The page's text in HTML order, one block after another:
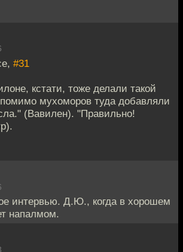
#31
кстати, тоже делали такой
помимо мухоморов туда добавляли
(Вавилен). "Правильно!
интервью. Д.Ю., когда в хорошем
напалмом.